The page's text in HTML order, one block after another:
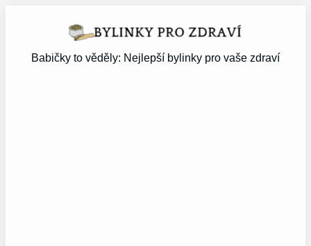
Babičky to věděly: Nejlepší bylinky pro vaše zdraví